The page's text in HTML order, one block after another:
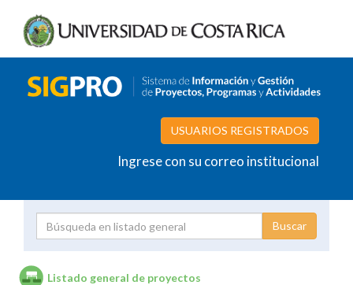
USUARIOS REGISTRADOS
Ingrese con su correo institucional
Listado general de proyectos